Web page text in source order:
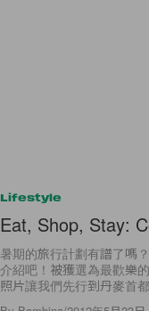
Lifestyle
Eat, Shop, Stay:
暑期的旅行計劃有譜了嗎
介紹吧！被獲選為最歡樂
照片讓我們先行到丹麥首